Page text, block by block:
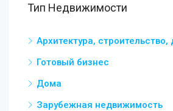
Тип Недвижимости
Архитектура, строительство,
Готовый бизнес
Дома
Зарубежная недвижимость